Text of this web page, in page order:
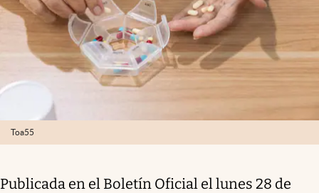
Toa55
Publicada en el Boletín Oficial el lunes 28 de